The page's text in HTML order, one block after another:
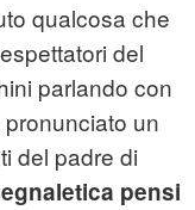
qualcosa che
del
parlando con
un
del padre di
pensi